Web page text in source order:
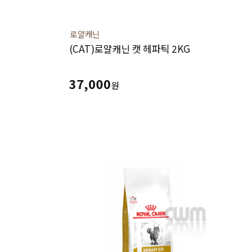
로얄캐닌
(CAT)로얄캐닌 캣 헤파틱 2KG
37,000원